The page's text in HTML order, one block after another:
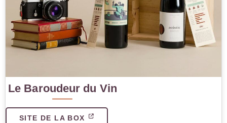
Le Baroudeur du Vin
SITE DE LA BOX